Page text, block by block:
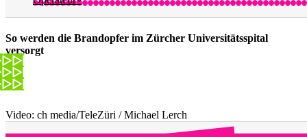
So werden die Brandopfer im Zürcher Universitätsspital
versorgt
Video: ch media/TeleZüri / Michael Lerch